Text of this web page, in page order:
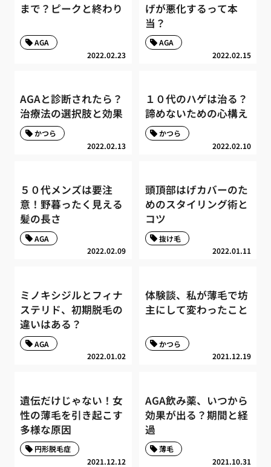
まで？ピークと終わり
2022.02.23
AGA
げが悪化するって本
当？
2022.02.15
AGA
AGAと診断されたら？
治療法の選択肢と効果
2022.02.13
かつら
１０代のハゲは治る？
諦めないための心構え
2022.02.10
かつら
５０代メンズは要注
意！野暮ったく見える
髪の長さ
2022.02.09
AGA
頭頂部はげカバーのた
めのスタイリング術と
コツ
2022.01.11
抜け毛
ミノキシジルとフィナ
ステリド、初期脱毛の
違いはある？
2022.01.02
AGA
体験談、私が薄毛で坊
主にして変わったこと
2021.12.19
かつら
遺伝だけじゃない！女
性の薄毛を引き起こす
多様な原因
2021.12.12
円形脱毛症
AGA飲み薬、いつから
効果が出る？期間と経
過
2021.10.31
薄毛